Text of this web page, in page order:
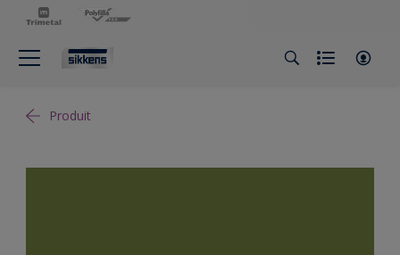
Produit